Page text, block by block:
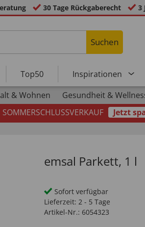
30 Tage Rückgaberecht 3
Suchen
Top50 Inspirationen
& Wohnen Gesundheit &
SOMMERSCHLUSSVERKAUF
Jetzt
emsal Parkett, 1 l
Sofort verfügbar
Lieferzeit: 2 - 5 Tage
Artikel-Nr.: 6054323